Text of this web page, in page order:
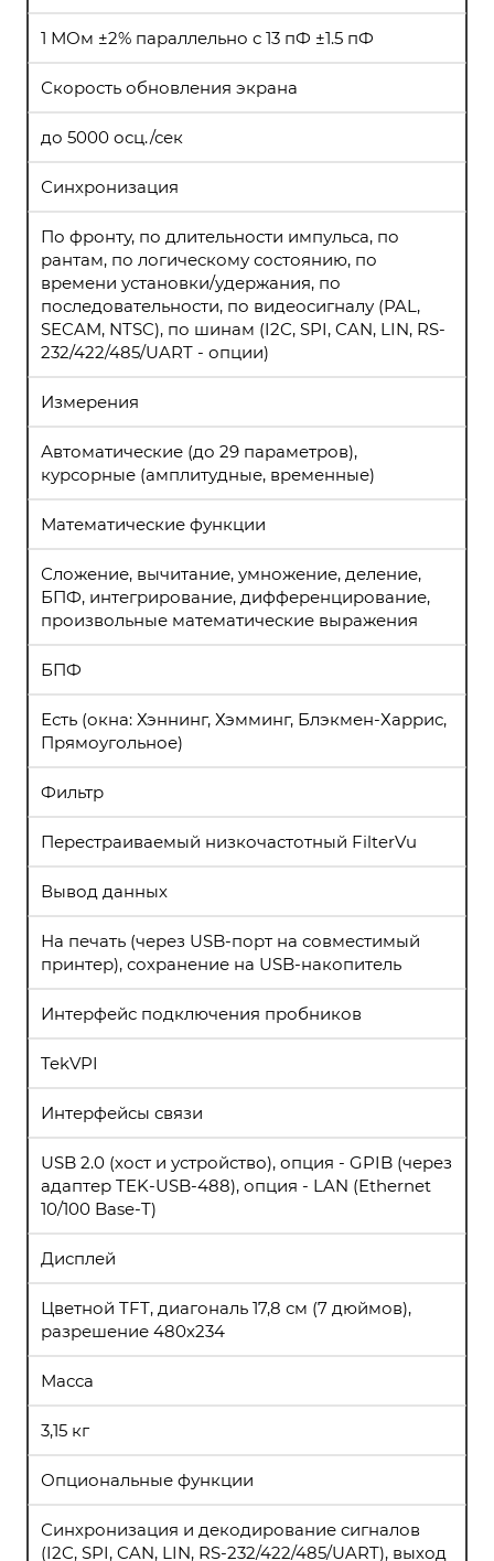
1 МОм ±2% параллельно с 13 пФ ±1.5 пФ
Скорость обновления экрана
до 5000 осц./сек
Синхронизация
По фронту, по длительности импульса, по
рантам, по логическому состоянию, по
времени установки/удержания, по
последовательности, по видеосигналу (PAL,
SECAM, NTSC), по шинам (I2C, SPI, CAN, LIN, RS-
232/422/485/UART - опции)
Измерения
Автоматические (до 29 параметров),
курсорные (амплитудные, временные)
Математические функции
Сложение, вычитание, умножение, деление,
БПФ, интегрирование, дифференцирование,
произвольные математические выражения
БПФ
Есть (окна: Хэннинг, Хэмминг, Блэкмен-Харрис,
Прямоугольное)
Фильтр
Перестраиваемый низкочастотный FilterVu
Вывод данных
На печать (через USB-порт на совместимый
принтер), сохранение на USB-накопитель
Интерфейс подключения пробников
TekVPI
Интерфейсы связи
USB 2.0 (хост и устройство), опция - GPIB (через
адаптер TEK-USB-488), опция - LAN (Ethernet
10/100 Base-T)
Дисплей
Цветной TFT, диагональ 17,8 см (7 дюймов),
разрешение 480х234
Масса
3,15 кг
Опциональные функции
Синхронизация и декодирование сигналов
(I2C, SPI, CAN, LIN, RS-232/422/485/UART), выход